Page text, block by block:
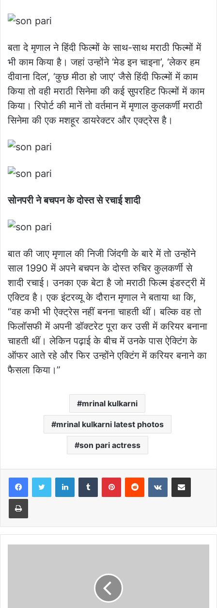
बता दे मृणाल ने हिंदी फिल्मों के साथ-साथ मराठी फिल्मों में
भी काम किया है। जहां उन्होंने ‘मेड इन चाइना’, ‘लेकर हम
दीवाना दिल’, ‘कुछ मीठा हो जाए’ जैसे हिंदी फिल्मों में काम
किया तो वही मराठी सिनेमा की कई सुपरहिट फिल्मों में काम
किया। रिपोर्ट की मानें तो वर्तमान में मृणाल कुलकर्णी मराठी
सिनेमा की एक मशहूर डायरेक्टर और एक्ट्रेस है।
सोनपरी ने बचपन के दोस्त से रचाई शादी
बात की जाए मृणाल की निजी जिंदगी के बारे में तो उन्होंने
साल 1990 में अपने बचपन के दोस्त रुचिर कुलकर्णी से
शादी रचाई। उनका एक बेटा है जो मराठी फिल्म इंडस्ट्री में
एक्टिव है। एक इंटरव्यू के दौरान मृणाल ने बताया था कि,
“वह कभी भी ऐक्ट्रेस नहीं बनना चाहती थीं। बल्कि वह तो
फिलॉसफी में अपनी डॉक्टरेट पूरा कर उसी में करियर बनाना
चाहती थीं। लेकिन पढ़ाई के बीच में उनके पास ऐक्टिंग के
ऑफर आते रहे और फिर उन्होंने एक्टिंग में करियर बनाने का
फैसला किया।”
mrinal kulkarni
mrinal kulkarni latest photos
son pari actress
LinkedInTumblr PinterestReddit VKontakteShare via Email
Print